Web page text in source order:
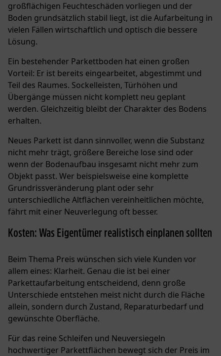
großflächigen Feuchteschäden vorliegen und der
Boden grundsätzlich stabil liegt, ist die Aufarbeitung in
vielen Fällen wirtschaftlich und optisch die bessere
Lösung.
Ein bestehender Parkettboden hat einen großen
Vorteil: Er ist bereits eingearbeitet, abgestimmt und
Teil des Raumes. Sockelleisten, Türhöhen und
Übergänge müssen nicht komplett neu geplant
werden. Gleichzeitig bleibt der Charakter des Bodens
erhalten.
Neues Parkett ist dann sinnvoller, wenn die Substanz
nicht mehr trägt, größere Bereiche lose sind oder
wenn der Bodenaufbau insgesamt nicht mehr zum
Objekt passt. Wer beispielsweise eine komplette
Grundrissveränderung plant oder sehr
unterschiedliche Altflächen vereinheitlichen möchte,
fährt mit einer Neuverlegung oft besser.
Kosten: Was Eigentümer realistisch einplanen sollten
Beim Thema Preis wünschen sich viele Kunden vor
allem eines: Klarheit. Genau die ist bei einer
Parkettaufarbeitung entscheidend, denn große
Unterschiede entstehen meist nicht durch die Fläche
allein, sondern durch Zustand, Reparaturbedarf und
gewünschte Oberfläche.
Für das reine Schleifen und Neuversiegeln
hochwertiger Parkettflächen bewegt sich der Preis im